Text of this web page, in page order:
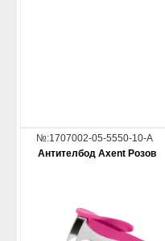
№:1707002-05-5550-10-A
Антителбод Axent Розов